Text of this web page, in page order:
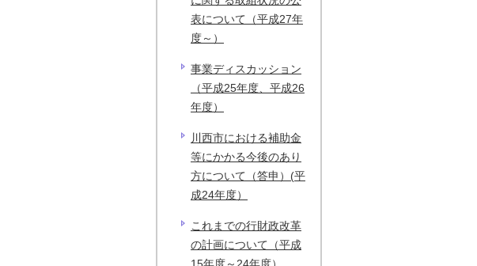
表について（平成27年
度～）
事業ディスカッション
（平成25年度、平成26
年度）
川西市における補助金
等にかかる今後のあり
方について（答申）(平
成24年度）
これまでの行財政改革
の計画について（平成